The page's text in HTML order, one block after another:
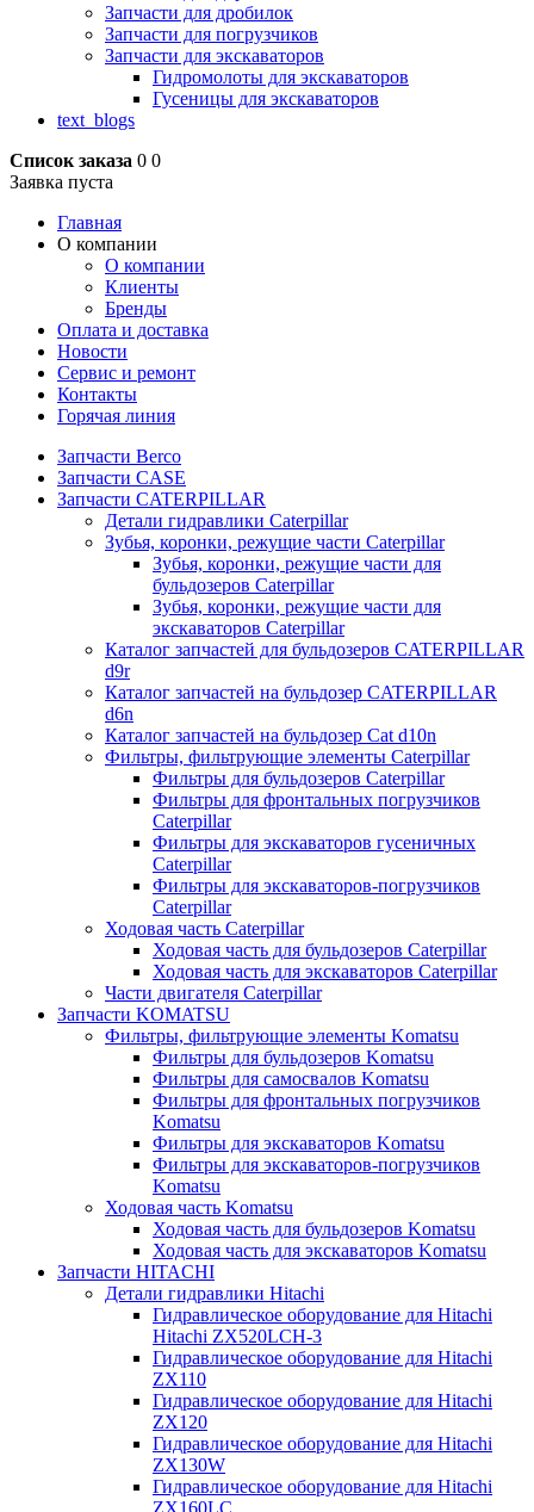
Запчасти для дробилок
Запчасти для погрузчиков
Запчасти для экскаваторов
Гидромолоты для экскаваторов
Гусеницы для экскаваторов
text_blogs
Список заказа 0 0
Заявка пуста
Главная
О компании
О компании
Клиенты
Бренды
Оплата и доставка
Новости
Сервис и ремонт
Контакты
Горячая линия
Запчасти Berco
Запчасти CASE
Запчасти CATERPILLAR
Детали гидравлики Caterpillar
Зубья, коронки, режущие части Caterpillar
Зубья, коронки, режущие части для
бульдозеров Caterpillar
Зубья, коронки, режущие части для
экскаваторов Caterpillar
Каталог запчастей для бульдозеров CATERPILLAR
d9r
Каталог запчастей на бульдозер CATERPILLAR
d6n
Каталог запчастей на бульдозер Сat d10n
Фильтры, фильтрующие элементы Caterpillar
Фильтры для бульдозеров Caterpillar
Фильтры для фронтальных погрузчиков
Caterpillar
Фильтры для экскаваторов гусеничных
Caterpillar
Фильтры для экскаваторов-погрузчиков
Caterpillar
Ходовая часть Caterpillar
Ходовая часть для бульдозеров Caterpillar
Ходовая часть для экскаваторов Caterpillar
Части двигателя Caterpillar
Запчасти KOMATSU
Фильтры, фильтрующие элементы Komatsu
Фильтры для бульдозеров Komatsu
Фильтры для самосвалов Komatsu
Фильтры для фронтальных погрузчиков
Komatsu
Фильтры для экскаваторов Komatsu
Фильтры для экскаваторов-погрузчиков
Komatsu
Ходовая часть Komatsu
Ходовая часть для бульдозеров Komatsu
Ходовая часть для экскаваторов Komatsu
Запчасти HITACHI
Детали гидравлики Hitachi
Гидравлическое оборудование для Hitachi
Hitachi ZX520LCH-3
Гидравлическое оборудование для Hitachi
ZX110
Гидравлическое оборудование для Hitachi
ZX120
Гидравлическое оборудование для Hitachi
ZX130W
Гидравлическое оборудование для Hitachi
ZX160LC